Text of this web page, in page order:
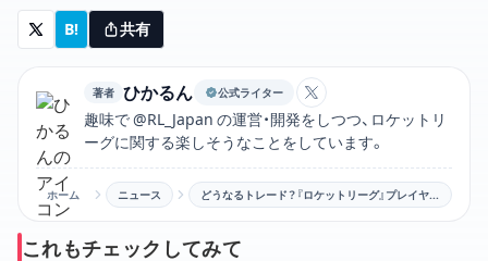
B! 共有
著者 ひかるん 公式ライター
ひかるんのXアカウン
趣味で @RL_Japan の運営・開発をしつつ、ロケットリ
ーグに関する楽しそうなことをしています。
ホーム ニュース どうなるトレード？『ロケットリーグ』プレイヤー間トレードを12月に"廃止"と発表
これもチェックしてみて